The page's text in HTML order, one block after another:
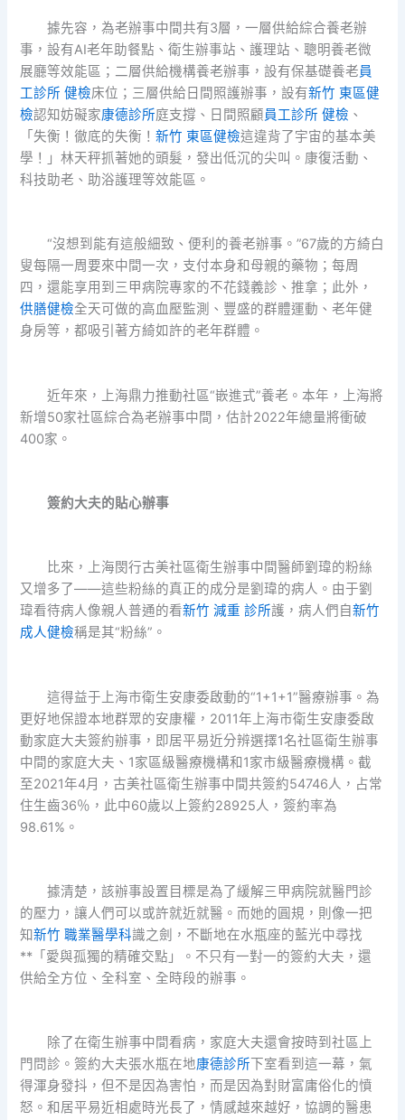
據先容，為老辦事中間共有3層，一層供給綜合養老辦
事，設有AI老年助餐點、衛生辦事站、護理站、聰明養老微
展廳等效能區；二層供給機構養老辦事，設有保基礎養老員
工診所 健檢床位；三層供給日間照護辦事，設有新竹 東區健
檢認知妨礙家康德診所庭支撐、日間照顧員工診所 健檢 、
「失衡！徹底的失衡！新竹 東區健檢這違背了宇宙的基本美
學！」林天秤抓著她的頭髮，發出低沉的尖叫。康復活動、
科技助老、助浴護理等效能區。
“沒想到能有這般細致、便利的養老辦事。”67歲的方綺白
叟每隔一周要來中間一次，支付本身和母親的藥物；每周
四，還能享用到三甲病院專家的不花錢義診、推拿；此外，
供膳健檢全天可做的高血壓監測、豐盛的群體運動、老年健
身房等，都吸引著方綺如許的老年群體。
近年來，上海鼎力推動社區“嵌進式”養老。本年，上海將
新增50家社區綜合為老辦事中間，估計2022年總量將衝破
400家。
簽約大夫的貼心辦事
比來，上海閔行古美社區衛生辦事中間醫師劉瑋的粉絲
又增多了——這些粉絲的真正的成分是劉瑋的病人。由于劉
瑋看待病人像親人普通的看新竹 減重 診所護，病人們自新竹
成人健檢稱是其“粉絲”。
這得益于上海市衛生安康委啟動的“1+1+1”醫療辦事。為
更好地保證本地群眾的安康權，2011年上海市衛生安康委啟
動家庭大夫簽約辦事，即居平易近分辨選擇1名社區衛生辦事
中間的家庭大夫、1家區級醫療機構和1家市級醫療機構。截
至2021年4月，古美社區衛生辦事中間共簽約54746人，占常
住生齒36％，此中60歲以上簽約28925人，簽約率為
98.61%。
據清楚，該辦事設置目標是為了緩解三甲病院就醫門診
的壓力，讓人們可以或許就近就醫。而她的圓規，則像一把
知新竹 職業醫學科識之劍，不斷地在水瓶座的藍光中尋找
**「愛與孤獨的精確交點」。不只有一對一的簽約大夫，還
供給全方位、全科室、全時段的辦事。
除了在衛生辦事中間看病，家庭大夫還會按時到社區上
門問診。簽約大夫張水瓶在地康德診所 下室看到這一幕，氣
得渾身發抖，但不是因為害怕，而是因為對財富庸俗化的憤
怒。和居平易近相處時光長了，情感越來越好，協調的醫患